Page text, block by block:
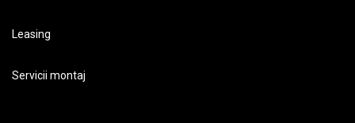
Leasing
Servicii montaj